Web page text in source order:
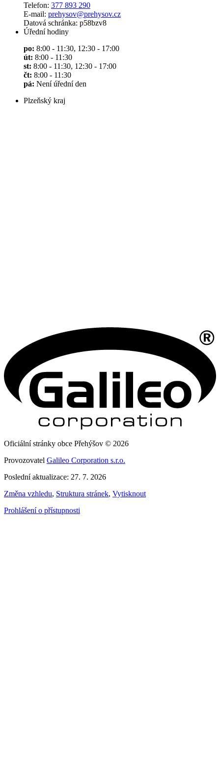
Telefon: 377 893 290
E-mail: prehysov@prehysov.cz
Datová schránka: p58bzv8
Úřední hodiny
po: 8:00 - 11:30, 12:30 - 17:00
út: 8:00 - 11:30
st: 8:00 - 11:30, 12:30 - 17:00
čt: 8:00 - 11:30
pá: Není úřední den
Plzeňský kraj
Oficiální stránky obce Přehýšov © 2026
Provozovatel Galileo Corporation s.r.o.
Poslední aktualizace: 27. 7. 2026
Změna vzhledu, Struktura stránek, Vytisknout
Prohlášení o přístupnosti